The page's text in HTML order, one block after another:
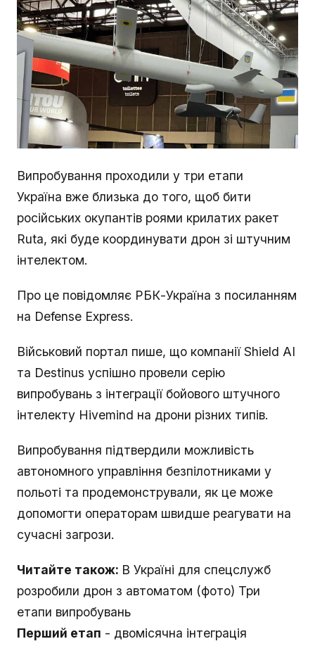
Випробування проходили у три етапи
Україна вже близька до того, щоб бити
російських окупантів роями крилатих ракет
Ruta, які буде координувати дрон зі штучним
інтелектом.
Про це повідомляє РБК-Україна з посиланням
на Defense Express.
Військовий портал пише, що компанії Shield AI
та Destinus успішно провели серію
випробувань з інтеграції бойового штучного
інтелекту Hivemind на дрони різних типів.
Випробування підтвердили можливість
автономного управління безпілотниками у
польоті та продемонстрували, як це може
допомогти операторам швидше реагувати на
сучасні загрози.
Читайте також: В Україні для спецслужб
розробили дрон з автоматом (фото) Три
етапи випробувань
Перший етап - двомісячна інтеграція